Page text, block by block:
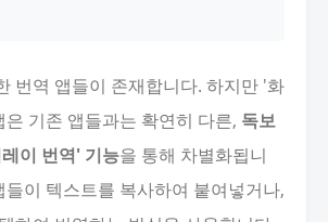
번역 앱들이 존재합니다. 하지만 '화
은 기존 앱들과는 확연히 다른, 독보
이 번역' 기능을 통해 차별화됩니
들이 텍스트를 복사하여 붙여넣거나,